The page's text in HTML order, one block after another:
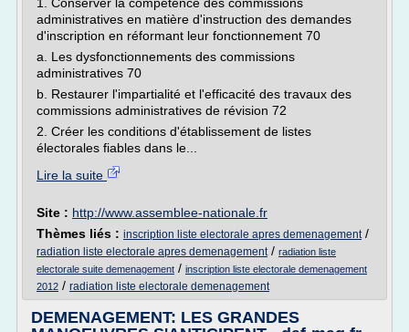
administratives en matière d'instruction des demandes
d'inscription en réformant leur fonctionnement 70
a. Les dysfonctionnements des commissions
administratives 70
b. Restaurer l'impartialité et l'efficacité des travaux des
commissions administratives de révision 72
2. Créer les conditions d'établissement de listes
électorales fiables dans le...
Lire la suite
Site : http://www.assemblee-nationale.fr
Thèmes liés : inscription liste electorale apres demenagement/
radiation liste electorale apres demenagement/ radiation liste
electorale suite demenagement / inscription liste electorale demenagement
2012 / radiation liste electorale demenagement
DEMENAGEMENT: LES GRANDES